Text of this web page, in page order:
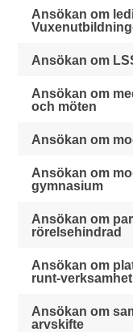
Ansökan om
Ansökan om
Ansökan om
och möten
Ansökan om
Ansökan om
gymnasium
Ansökan om
rörelsehindrad
Ansökan om
runt-verksamhet
Ansökan om
arvskifte